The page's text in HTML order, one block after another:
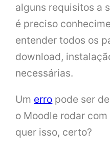
alguns requisitos a
é preciso
entender todos os
download,
necessárias.
Um erro pode ser
o Moodle rodar
quer isso, certo?